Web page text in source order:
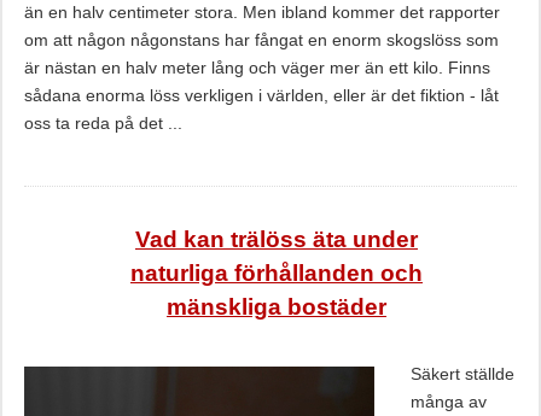
än en halv centimeter stora. Men ibland kommer det rapporter
om att någon någonstans har fångat en enorm skogslöss som
är nästan en halv meter lång och väger mer än ett kilo. Finns
sådana enorma löss verkligen i världen, eller är det fiktion - låt
oss ta reda på det ...
Vad kan trälöss äta under
naturliga förhållanden och
mänskliga bostäder
Säkert ställde
många av